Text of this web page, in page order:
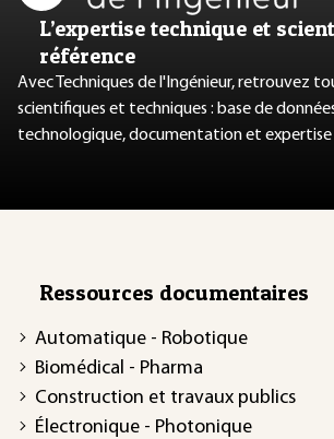
L’expertise technique et
référence
Avec Techniques de l'Ingénieur, retrouvez
scientifiques et techniques : base de
technologique, documentation et expertise
Ressources documentaires
Automatique - Robotique
Biomédical - Pharma
Construction et travaux publics
Électronique - Photonique